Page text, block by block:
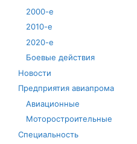
2000-е
2010-е
2020-е
Боевые действия
Новости
Предприятия авиапрома
Авиационные
Моторостроительные
Специальность